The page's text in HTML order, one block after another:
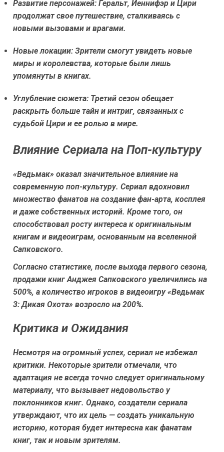
Развитие персонажей: Геральт, Йеннифэр и Цири
продолжат свое путешествие, сталкиваясь с
новыми вызовами и врагами.
Новые локации: Зрители смогут увидеть новые
миры и королевства, которые были лишь
упомянуты в книгах.
Углубление сюжета: Третий сезон обещает
раскрыть больше тайн и интриг, связанных с
судьбой Цири и ее ролью в мире.
Влияние Сериала на Поп-культуру
«Ведьмак» оказал значительное влияние на
современную поп-культуру. Сериал вдохновил
множество фанатов на создание фан-арта, косплея
и даже собственных историй. Кроме того, он
способствовал росту интереса к оригинальным
книгам и видеоиграм, основанным на вселенной
Сапковского.
Согласно статистике, после выхода первого сезона,
продажи книг Анджея Сапковского увеличились на
500%, а количество игроков в видеоигру «Ведьмак
3: Дикая Охота» возросло на 200%.
Критика и Ожидания
Несмотря на огромный успех, сериал не избежал
критики. Некоторые зрители отмечали, что
адаптация не всегда точно следует оригинальному
материалу, что вызывает недовольство у
поклонников книг. Однако, создатели сериала
утверждают, что их цель — создать уникальную
историю, которая будет интересна как фанатам
книг, так и новым зрителям.